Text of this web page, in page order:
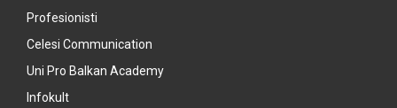
Profesionisti
Celesi Communication
Uni Pro Balkan Academy
Infokult